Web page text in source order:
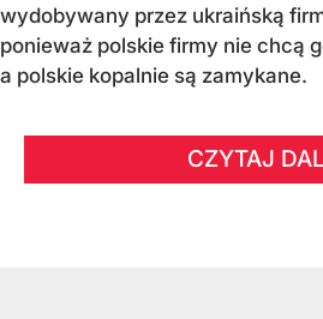
wydobywany przez ukraińską
ponieważ polskie firmy nie chcą
a polskie kopalnie są zamykane.
CZYTAJ